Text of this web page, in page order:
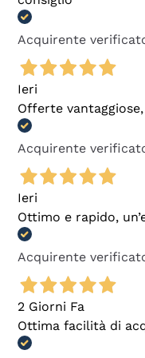
Acquirente
Ieri
Offerte
Acquirente
Ieri
Ottimo e rapido,
Acquirente
2 Giorni Fa
Ottima facilità di